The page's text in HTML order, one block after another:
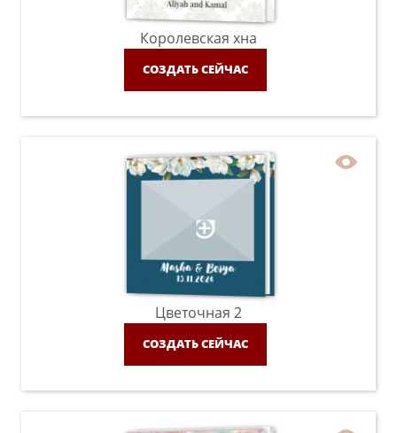
Королевская хна
СОЗДАТЬ СЕЙЧАС
Цветочная 2
СОЗДАТЬ СЕЙЧАС